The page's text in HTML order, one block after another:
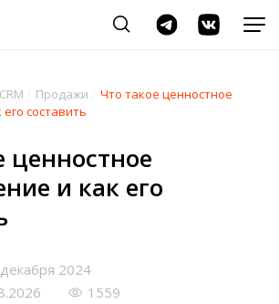
Продажи
Что такое ценностное
составить
ценностное
и как его
2024
1559